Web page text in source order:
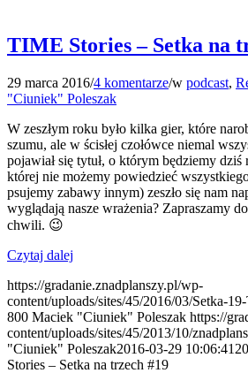
TIME Stories – Setka na
29 marca 2016/4 komentarze/w podcast,
"Ciuniek" Poleszak
W zeszłym roku było kilka gier, które
szumu, ale w ścisłej czołówce niemal
pojawiał się tytuł, o którym będziemy
której nie możemy powiedzieć
psujemy zabawy innym) zeszło się nam
wyglądają nasze wrażenia? Zapraszamy
chwili. 😉
Czytaj dalej
https://gradanie.znadplanszy.pl/wp-
content/uploads/sites/45/2016/03/Setka-
800 Maciek "Ciuniek" Poleszak https://
content/uploads/sites/45/2013/10/
"Ciuniek" Poleszak2016-03-29 10:06:41
Stories – Setka na trzech #19